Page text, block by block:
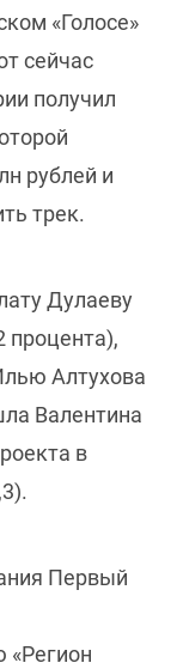
«Голосе»
сейчас
получил
рублей и
трек.
Дулаеву
процента),
Алтухова
Валентина
в
Первый
«Регион